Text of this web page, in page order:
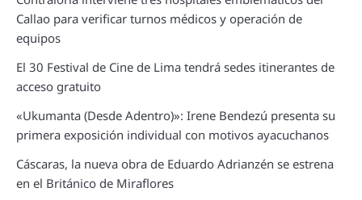
Callao para verificar turnos médicos y operación de
equipos
El 30 Festival de Cine de Lima tendrá sedes itinerantes de
acceso gratuito
«Ukumanta (Desde Adentro)»: Irene Bendezú presenta su
primera exposición individual con motivos ayacuchanos
Cáscaras, la nueva obra de Eduardo Adrianzén se estrena
en el Británico de Miraflores